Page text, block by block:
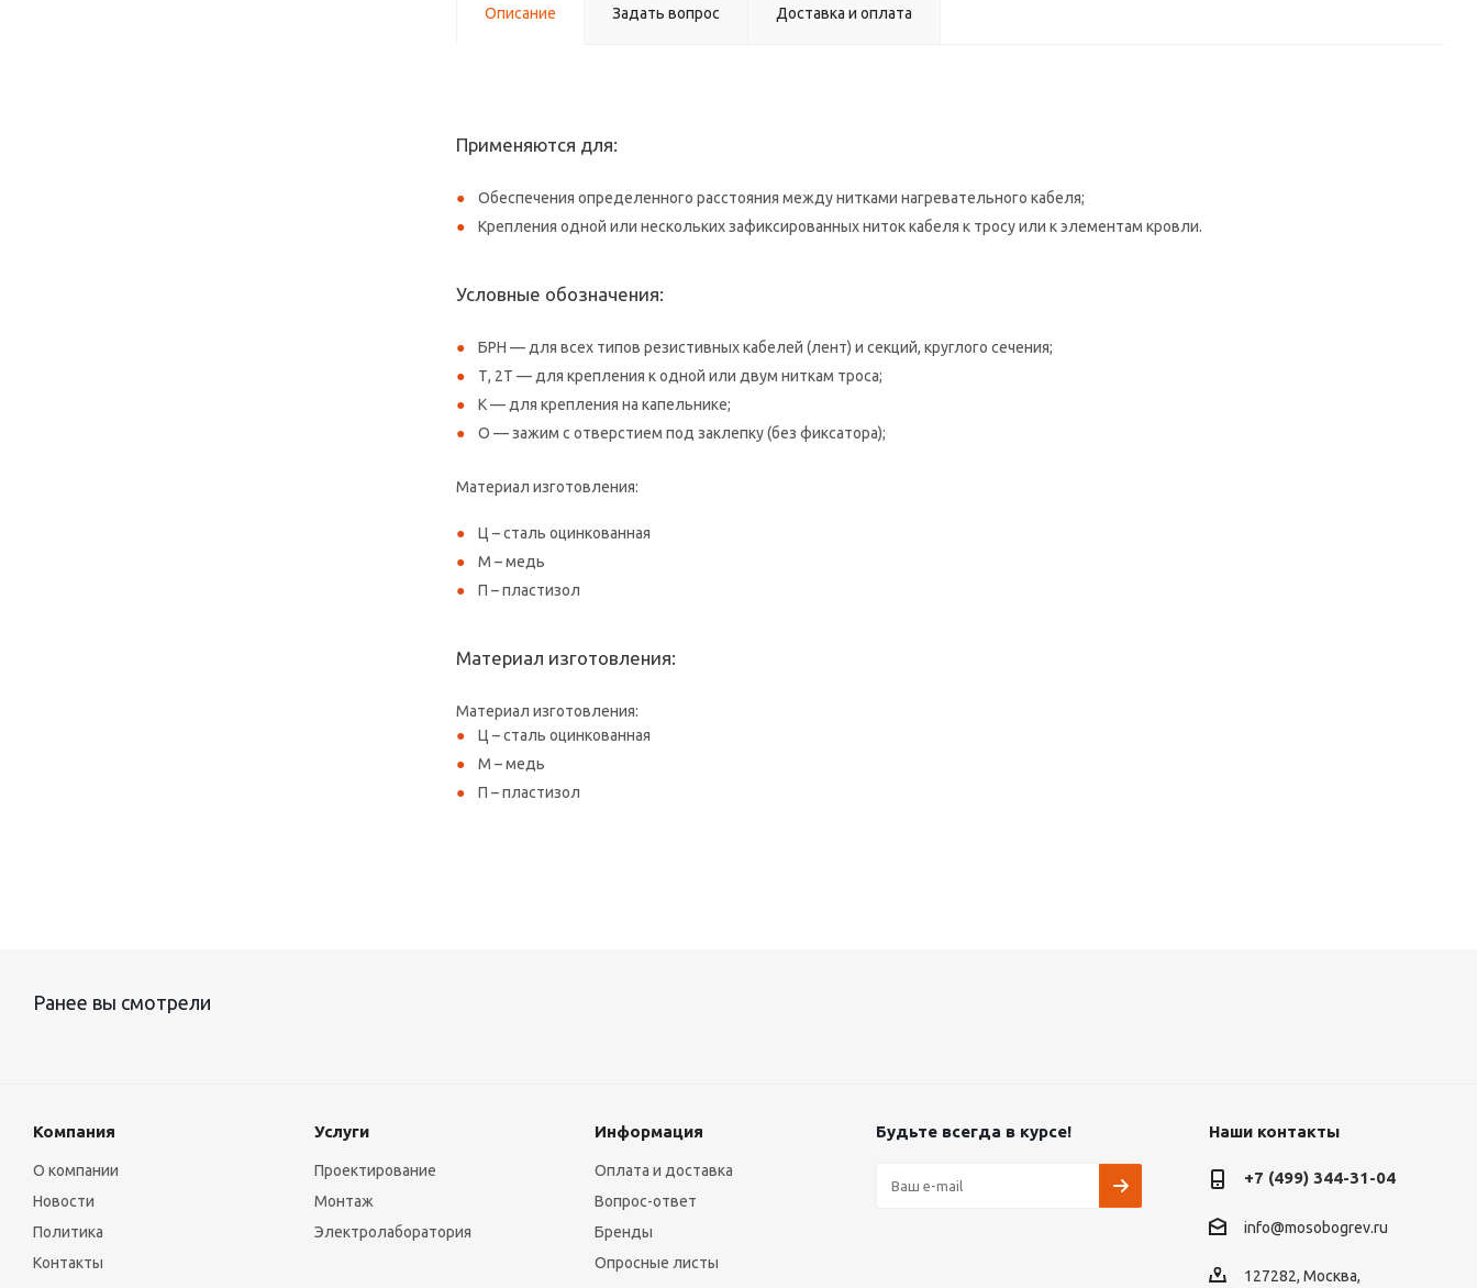
Описание Задать вопрос Доставка и оплата
Применяются для:
Обеспечения определенного расстояния между нитками нагревательного кабеля;
Крепления одной или нескольких зафиксированных ниток кабеля к тросу или к элементам кровли.
Условные обозначения:
БРН — для всех типов резистивных кабелей (лент) и секций, круглого сечения;
Т, 2Т — для крепления к одной или двум ниткам троса;
К — для крепления на капельнике;
О — зажим с отверстием под заклепку (без фиксатора);
Материал изготовления:
Ц – сталь оцинкованная
М – медь
П – пластизол
Материал изготовления:
Материал изготовления:
Ц – сталь оцинкованная
М – медь
П – пластизол
Ранее вы смотрели
Компания
О компании
Новости
Политика
Контакты
Услуги
Проектирование
Монтаж
Электролаборатория
Информация
Оплата и доставка
Вопрос-ответ
Бренды
Опросные листы
Будьте всегда в курсе! Наши контакты
+7 (499) 344-31-04
info@mosobogrev.ru
127282, Москва,